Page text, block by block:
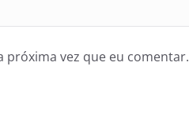
próxima vez que eu comentar.